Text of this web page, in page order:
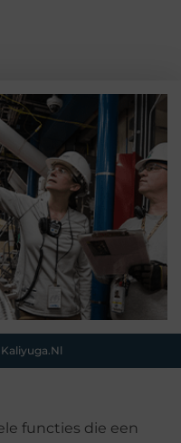
functies die een